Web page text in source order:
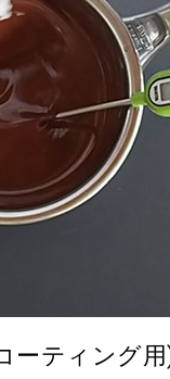
ーティング